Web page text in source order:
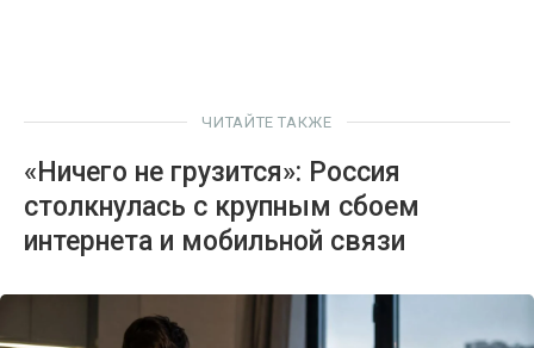
ЧИТАЙТЕ ТАКЖЕ
«Ничего не грузится»: Россия
столкнулась с крупным сбоем
интернета и мобильной связи